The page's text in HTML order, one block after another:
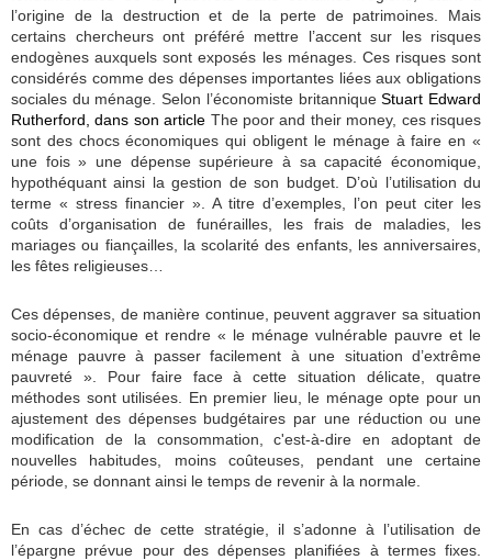
l’origine de la destruction et de la perte de patrimoines. Mais
certains chercheurs ont préféré mettre l’accent sur les risques
endogènes auxquels sont exposés les ménages. Ces risques sont
considérés comme des dépenses importantes liées aux obligations
sociales du ménage. Selon l’économiste britanniqueStuart Edward
Rutherford, dans son article The poor and their money, ces risques
sont des chocs économiques qui obligent le ménage à faire en «
une fois » une dépense supérieure à sa capacité économique,
hypothéquant ainsi la gestion de son budget. D’où l’utilisation du
terme « stress financier ». A titre d’exemples, l’on peut citer les
coûts d’organisation de funérailles, les frais de maladies, les
mariages ou fiançailles, la scolarité des enfants, les anniversaires,
les fêtes religieuses…
Ces dépenses, de manière continue, peuvent aggraver sa situation
socio-économique et rendre « le ménage vulnérable pauvre et le
ménage pauvre à passer facilement à une situation d’extrême
pauvreté ». Pour faire face à cette situation délicate, quatre
méthodes sont utilisées. En premier lieu, le ménage opte pour un
ajustement des dépenses budgétaires par une réduction ou une
modification de la consommation, c'est-à-dire en adoptant de
nouvelles habitudes, moins coûteuses, pendant une certaine
période, se donnant ainsi le temps de revenir à la normale.
En cas d’échec de cette stratégie, il s’adonne à l’utilisation de
l’épargne prévue pour des dépenses planifiées à termes fixes.